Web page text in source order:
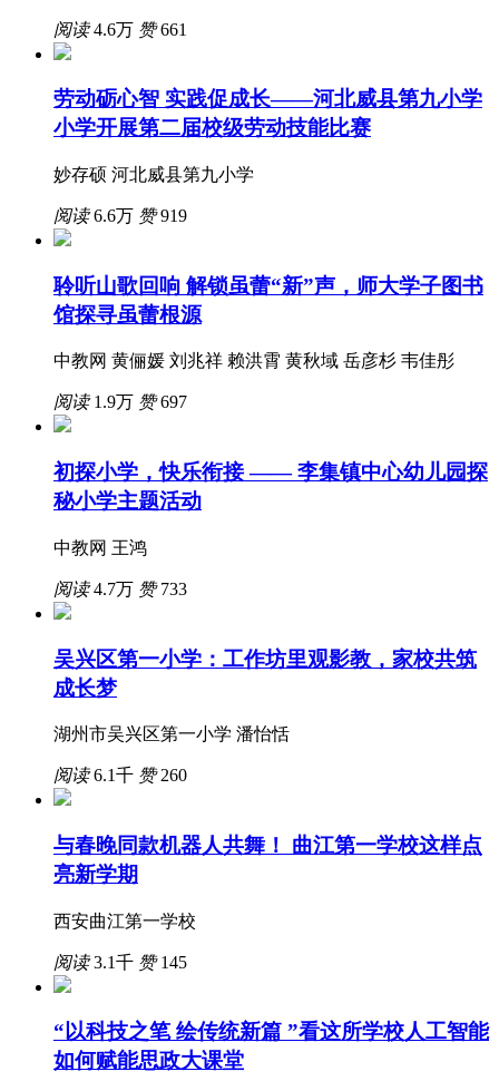
阅读4.6万 赞661
劳动砺心智 实践促成长——河北威县第九小学
小学开展第二届校级劳动技能比赛
妙存硕 河北威县第九小学
阅读6.6万 赞919
聆听山歌回响 解锁虽蕾“新”声，师大学子图书
馆探寻虽蕾根源
中教网 黄俪媛 刘兆祥 赖洪霄 黄秋域 岳彦杉 韦佳彤
阅读1.9万 赞697
初探小学，快乐衔接 —— 李集镇中心幼儿园探
秘小学主题活动
中教网 王鸿
阅读4.7万 赞733
吴兴区第一小学：工作坊里观影教，家校共筑
成长梦
湖州市吴兴区第一小学 潘怡恬
阅读6.1千 赞260
与春晚同款机器人共舞！ 曲江第一学校这样点
亮新学期
西安曲江第一学校
阅读3.1千 赞145
“以科技之笔 绘传统新篇 ”看这所学校人工智能
如何赋能思政大课堂